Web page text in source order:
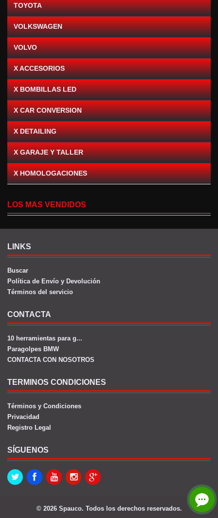
TOYOTA
VOLKSWAGEN
VOLVO
X ACCESORIOS
X BOMBILLAS LED
X CAR CONVERSION
X DETAILING
X GARAJE Y TALLER
X HOMOLOGACIONES
LOS MAS VENDIDOS
LINKS
Buscar
Política de Envío y Devolución
Términos del servicio
CONTACTA
10 herramientas para g...
Paragolpes BMW
CONTACTA CON NOSOTROS
TERMINOS CONDICIONES
Términos y Condiciones
Privacidad
Registro Legal
SÍGUENOS
© 2026 Spauco. Todos los derechos reservados.